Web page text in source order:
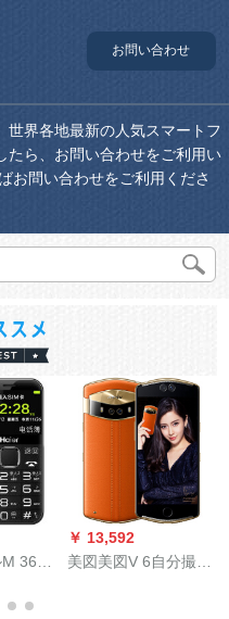
お問い合わせ
世界各地最新の人気スマートフ
たら、お問い合わせをご利用い
お問い合わせをご利用くださ
360
ッズ
￥ 13,592
美図美図V 6自分撮り